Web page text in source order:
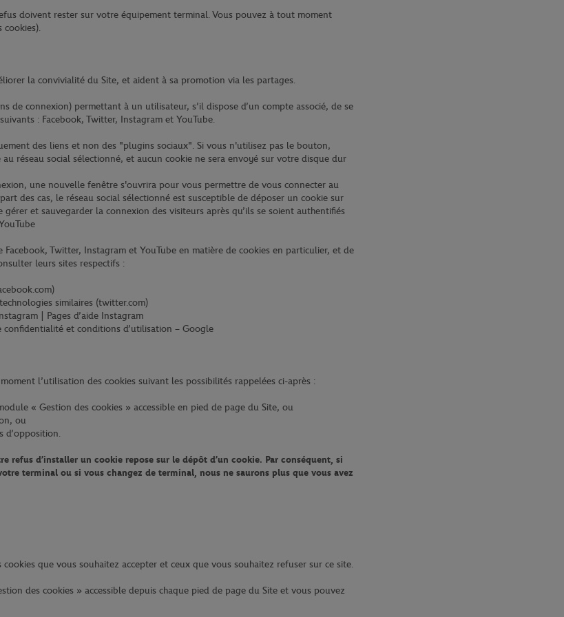
doivent rester sur votre équipement terminal. Vous pouvez à tout moment
cookies).
la convivialité du Site, et aident à sa promotion via les partages.
de connexion) permettant à un utilisateur, s’il dispose d’un compte associé, de se
: Facebook, Twitter, Instagram et YouTube.
des liens et non des "plugins sociaux". Si vous n'utilisez pas le bouton,
réseau social sélectionné, et aucun cookie ne sera envoyé sur votre disque dur
une nouvelle fenêtre s'ouvrira pour vous permettre de vous connecter au
des cas, le réseau social sélectionné est susceptible de déposer un cookie sur
et sauvegarder la connexion des visiteurs après qu’ils se soient authentifiés
Twitter, Instagram et YouTube en matière de cookies en particulier, et de
leurs sites respectifs :
similaires (twitter.com)
| Pages d’aide Instagram
confidentialité et conditions d’utilisation – Google
l’utilisation des cookies suivant les possibilités rappelées ci-après :
« Gestion des cookies » accessible en pied de page du Site, ou
ou
d’opposition.
refus d’installer un cookie repose sur le dépôt d’un cookie. Par conséquent, si
terminal ou si vous changez de terminal, nous ne saurons plus que vous avez
que vous souhaitez accepter et ceux que vous souhaitez refuser sur ce site.
des cookies » accessible depuis chaque pied de page du Site et vous pouvez